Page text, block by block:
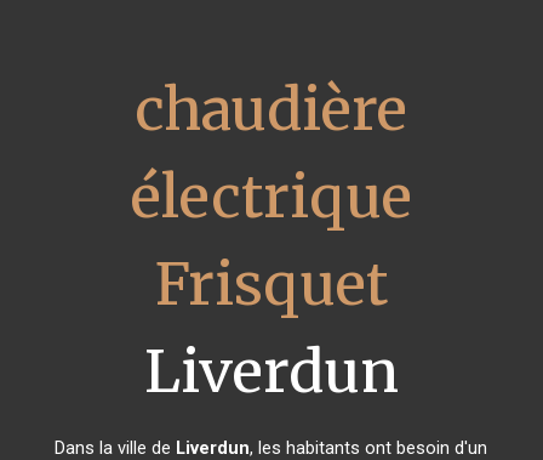
chaudière
électrique
Frisquet
Liverdun
Dans la ville de Liverdun, les habitants ont besoin d'un